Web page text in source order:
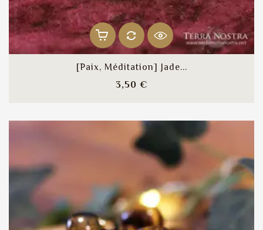
[Paix, Méditation] Jade...
3,50 €